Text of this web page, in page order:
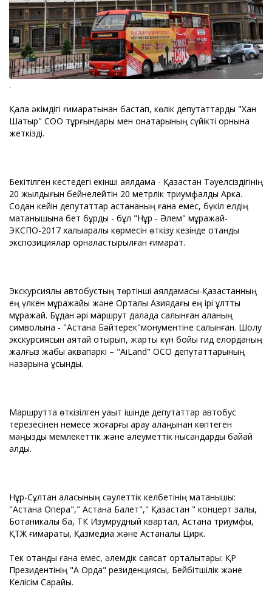
.
Қала әкімдігі ғимаратынан бастап, көлік депутаттарды "Хан
Шатыр" СОО тұрғындары мен қонақтарының сүйікті орнына
жеткізді.
Бекітілген кестедегі екінші аялдама - Қазақстан Тәуелсіздігінің
20 жылдығын бейнелейтін 20 метрлік триумфалды Арка.
Содан кейін депутаттар астананың ғана емес, бүкіл елдің
мақтанышына бет бұрды - бұл "Нұр - Әлем" мұражай-
ЭКСПО-2017 халықаралық көрмесін өткізу кезінде отандық
экспозициялар орналастырылған ғимарат.
Экскурсиялық автобустың төртінші аялдамасы-Қазақстанның
ең үлкен мұражайы және Орталық Азиядағы ең ірі ұлттық
мұражай. Бұдан әрі маршрут далада салынған қаланың
символына - "Астана Бәйтерек"монументіне салынған. Шолу
экскурсиясын аяқтай отырып, жарты күн бойы гид елорданың
жалғыз жабық аквапаркі – "AiLand" ОСО депутаттарының
назарына ұсынды.
Маршрутта өткізілген уақыт ішінде депутаттар автобус
терезесінен немесе жоғарғы қарау алаңынан көптеген
маңызды мемлекеттік және әлеуметтік нысандарды байқай
алды.
Нұр-Сұлтан қаласының сәулеттік келбетінің мақтанышы:
"Астана Опера"," Астана Балет"," Қазақстан " концерт залы,
Ботаникалық бақ, ТК Изумрудный квартал, Астана триумфы,
ҚТЖ ғимараты, Қазмедиа және Астаналық Цирк.
Тек отандық ғана емес, әлемдік саясат орталықтары: ҚР
Президентінің "Ақ Орда" резиденциясы, Бейбітшілік және
Келісім Сарайы.